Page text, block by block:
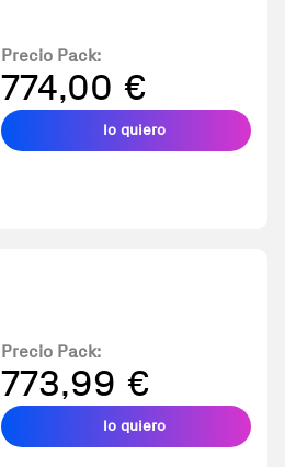
Precio Pack:
774,00 €
lo quiero
Precio Pack:
773,99 €
lo quiero